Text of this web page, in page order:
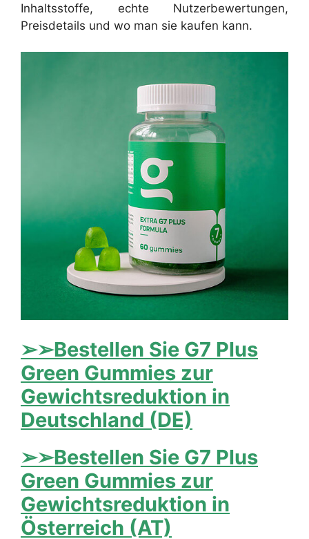
Inhaltsstoffe, echte Nutzerbewertungen,
Preisdetails und wo man sie kaufen kann.
➢➢Bestellen Sie G7 Plus
Green Gummies zur
Gewichtsreduktion in
Deutschland (DE)
➢➢Bestellen Sie G7 Plus
Green Gummies zur
Gewichtsreduktion in
Österreich (AT)